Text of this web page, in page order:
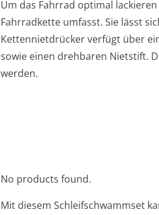
Um das Fahrrad optimal
Fahrradkette umfasst. Sie lässt
Kettennietdrücker verfügt über
sowie einen drehbaren Nietstift.
werden.
No products found.
Mit diesem Schleifschwammset